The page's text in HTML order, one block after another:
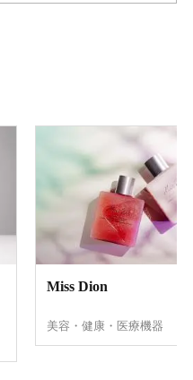
Miss Dion
美容・健康・医療機器